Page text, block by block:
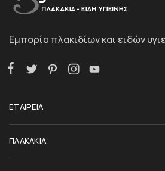
Εμπορία πλακιδίων και ειδών
ΕΤΑΙΡΕΙΑ
ΠΛΑΚΑΚΙΑ